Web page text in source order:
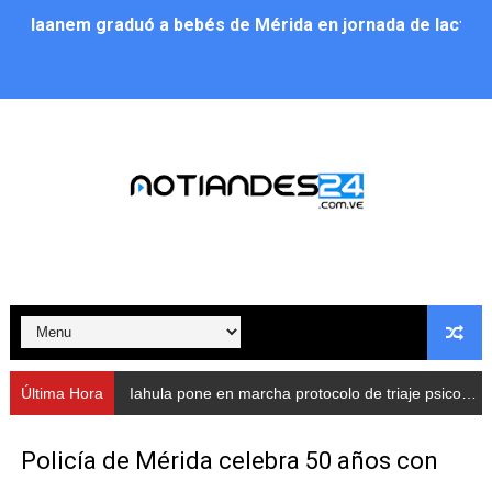
Iaanem graduó a bebés de Mérida en jornada de
Alcalde Nelson Álvarez llevó jornada recreativa a la
Nevado Gas optimiza servicio residencial en la
Balance semestral impulsa inclusión y atención a
Plan Vacacional Comunitario “Ríe 2026” recorre las
Alcaldía del Municipio Libertador realizó una jornada
Última Hora Iahula pone en marcha protocolo de triaje psicosocial para atender a rescatistas
Policía de Mérida celebra 50 años con